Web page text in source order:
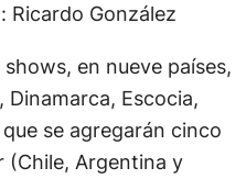
Ricardo González
en nueve países,
Escocia,
se agregarán cinco
(Chile, Argentina y